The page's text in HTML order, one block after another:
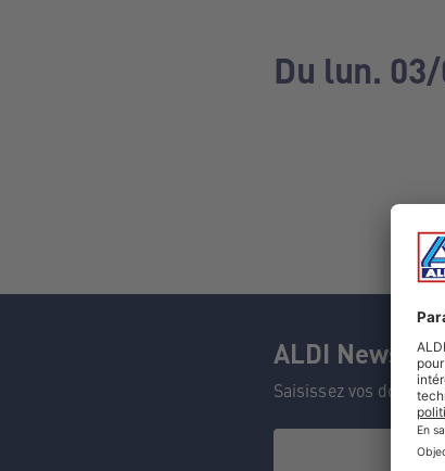
Du lun.
ALDI
Saisissez vos